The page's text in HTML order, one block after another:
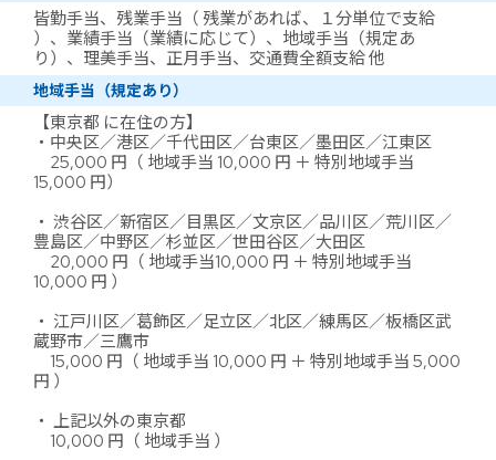
皆勤手当、残業手当（ 残業があれば、１分単位で支給
）、業績手当（業績に応じて）、地域手当（規定あ
り）、理美手当、正月手当、交通費全額支給 他
地域手当（規定あり）
【東京都 に在住の方】
・中央区／港区／千代田区／台東区／墨田区／江東区
25,000 円（ 地域手当 10,000 円 ＋ 特別地域手当
15,000 円）
・ 渋谷区／新宿区／目黒区／文京区／品川区／荒川区／
豊島区／中野区／杉並区／世田谷区／大田区
20,000 円（ 地域手当10,000 円 ＋ 特別地域手当
10,000 円 ）
・ 江戸川区／葛飾区／足立区／北区／練馬区／板橋区武
蔵野市／三鷹市
15,000 円（ 地域手当 10,000 円 ＋ 特別地域手当 5,000
円 ）
・ 上記以外の東京都
10,000 円（ 地域手当 ）